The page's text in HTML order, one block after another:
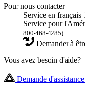
Pour nous contacter
Service en français
Service pour
800-468-4285)
Demander à
Vous avez besoin d'aide?
Demande